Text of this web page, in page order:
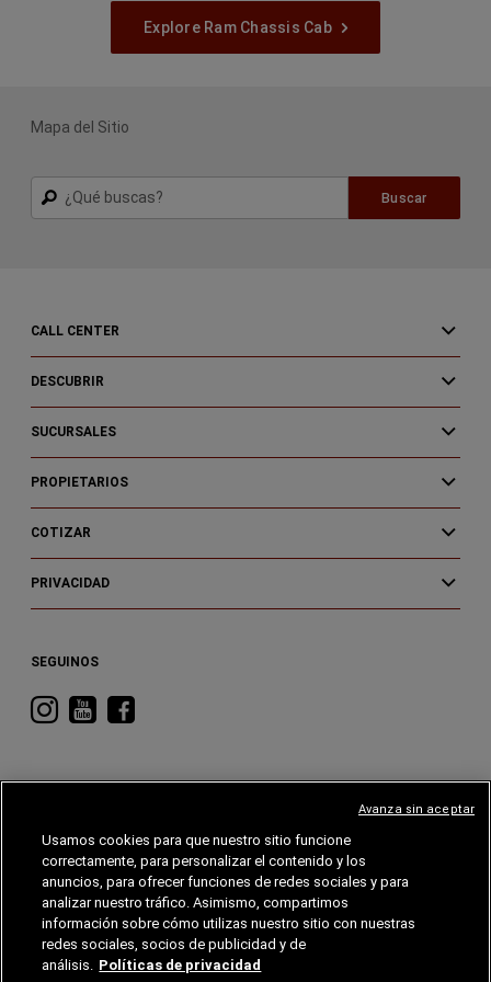
Explore Ram Chassis Cab
Mapa del Sitio
Buscar
Buscar
CALL CENTER
DESCUBRIR
SUCURSALES
PROPIETARIOS
COTIZAR
PRIVACIDAD
SEGUINOS
Visitá
Instagram
Visitá
YouTube
Visitá
Facebook
DODGE ROMEO
©2026 FCA EE. UU. LLC. Reservados todos los derechos.
registradas de FCA US LLC. Alfa Romeo y Fiat son marcas registradas de FCA Group
Marketing S.p.A., utilizadas con permiso.
Usamos cookies para que nuestro sitio funcione
correctamente, para personalizar el contenido y los
anuncios, para ofrecer funciones de redes sociales y para
analizar nuestro tráfico. Asimismo, compartimos
información sobre cómo utilizas nuestro sitio con nuestras
redes sociales, socios de publicidad y de
análisis. Políticas de privacidad
Avanza sin aceptar